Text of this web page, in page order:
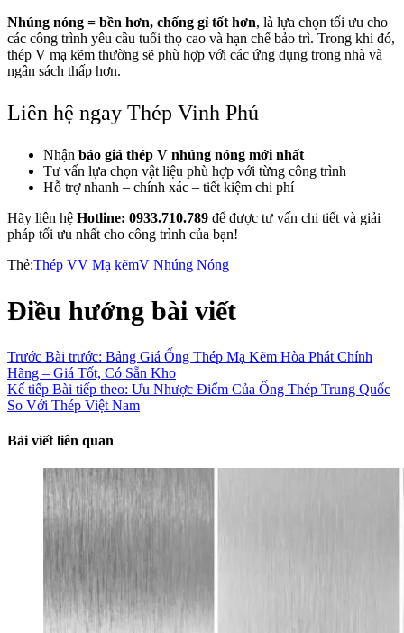
Nhúng nóng = bền hơn, chống gỉ tốt hơn, là lựa chọn tối ưu cho
các công trình yêu cầu tuổi thọ cao và hạn chế bảo trì. Trong khi đó,
thép V mạ kẽm thường sẽ phù hợp với các ứng dụng trong nhà và
ngân sách thấp hơn.
Liên hệ ngay Thép Vinh Phú
Nhận báo giá thép V nhúng nóng mới nhất
Tư vấn lựa chọn vật liệu phù hợp với từng công trình
Hỗ trợ nhanh – chính xác – tiết kiệm chi phí
Hãy liên hệ Hotline: 0933.710.789 để được tư vấn chi tiết và giải
pháp tối ưu nhất cho công trình của bạn!
Thẻ:Thép VV Mạ kẽmV Nhúng Nóng
Điều hướng bài viết
Trước Bài trước: Bảng Giá Ống Thép Mạ Kẽm Hòa Phát Chính
Hãng – Giá Tốt, Có Sẵn Kho
Kế tiếp Bài tiếp theo: Ưu Nhược Điểm Của Ống Thép Trung Quốc
So Với Thép Việt Nam
Bài viết liên quan